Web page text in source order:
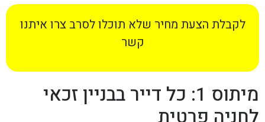
לקבלת הצעת מחיר שלא תוכלו לסרב צרו איתנו
קשר
מיתוס 1: כל דייר בבניין זכאי